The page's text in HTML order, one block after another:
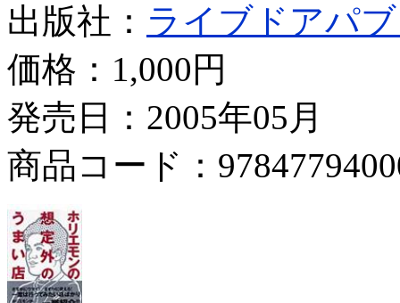
出版社： ライブドアパ
価格： 1,000円
発売日：2005年05月
商品コード：